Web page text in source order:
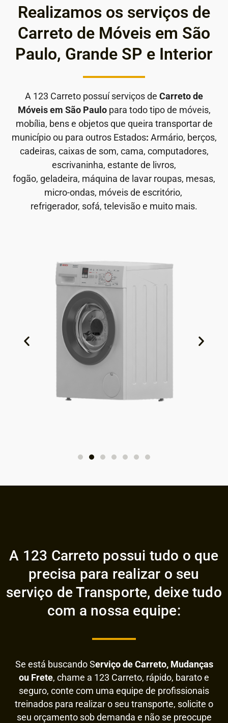
Realizamos os serviços de
Carreto de Móveis em São
Paulo, Grande SP e Interior
A 123 Carreto possuí serviços de Carreto de
Móveis em São Paulopara todo tipo de móveis,
mobília, bens e objetos que queira transportar de
município ou para outros Estados: Armário, berços,
cadeiras, caixas de som, cama, computadores,
escrivaninha, estante de livros,
fogão, geladeira, máquina de lavar roupas, mesas,
micro-ondas, móveis de escritório,
refrigerador, sofá, televisão e muito mais.
A 123 Carreto possui tudo o que
precisa para realizar o seu
serviço de Transporte, deixe tudo
com a nossa equipe:
Se está buscando Serviço de Carreto, Mudanças
ou Frete, chame a 123 Carreto, rápido, barato e
seguro, conte com uma equipe de profissionais
treinados para realizar o seu transporte, solicite o
seu orçamento sob demanda e não se preocupe